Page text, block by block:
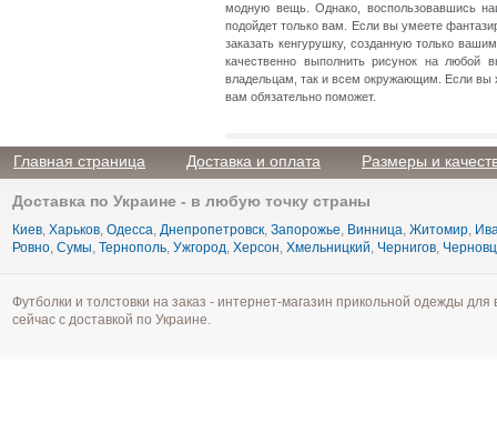
модную вещь. Однако, воспользовавшись
подойдет только вам. Если вы умеете
заказать кенгурушку, созданную только
качественно выполнить рисунок на любой
владельцам, так и всем окружающим. Если вы
вам обязательно поможет.
Главная страница Доставка и оплата Размеры и
Доставка по Украине - в любую точку страны
Киев, Харьков, Одесса, Днепропетровск, Запорожье, Винница, Житомир,
Ровно, Сумы, Тернополь, Ужгород, Херсон, Хмельницкий, Чернигов,
Футболки и толстовки на заказ - интернет-магазин прикольной одежды
сейчас с доставкой по Украине.